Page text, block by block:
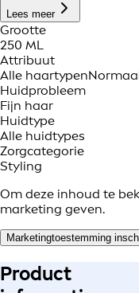
Lees meer
Grootte
250 ML
Attribuut
Alle haartypen
Huidprobleem
Fijn haar
Huidtype
Alle huidtypes
Zorgcategorie
Styling
Om deze inhoud te
marketing geven.
Marketingtoestemming
Product